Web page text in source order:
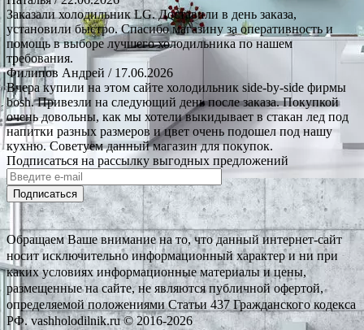
Заказали холодильник LG. Доставили в день заказа,
установили быстро. Спасибо магазину за оперативность и
помощь в выборе лучшего холодильника по нашем
требования.
Филипов Андрей / 17.06.2026
Вчера купили на этом сайте холодильник side-by-side фирмы
bosh. Привезли на следующий день после заказа. Покупкой
очень довольны, как мы хотели выкидывает в стакан лед под
напитки разных размеров и цвет очень подошел под нашу
кухню. Советуем данный магазин для покупок.
Подписаться на рассылку выгодных предложений
Подписаться
Обращаем Ваше внимание на то, что данный интернет-сайт
носит исключительно информационный характер и ни при
каких условиях информационные материалы и цены,
размещенные на сайте, не являются публичной офертой,
определяемой положениями Статьи 437 Гражданского кодекса
РФ. vashholodilnik.ru © 2016-2026